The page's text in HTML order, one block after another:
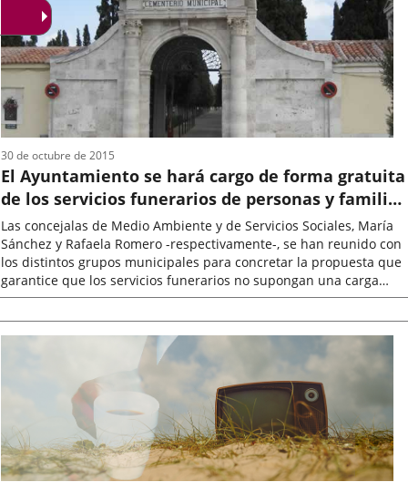
El Ayuntamiento se hará cargo de forma gratuita
de los servicios funerarios de personas y familias
con menores recursos
Las concejalas de Medio Ambiente y de Servicios Sociales, María
Sánchez y Rafaela Romero -respectivamente-, se han reunido con
los distintos grupos municipales para concretar la propuesta que
garantice que los servicios funerarios no supongan una carga
inasumible...
de
la
30 de octubre de 2015